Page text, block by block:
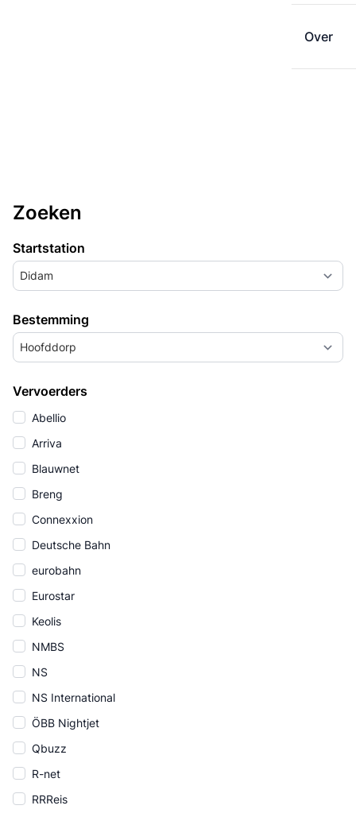
Over
Zoeken
Startstation
Didam
Bestemming
Hoofddorp
Vervoerders
Abellio
Arriva
Blauwnet
Breng
Connexxion
Deutsche Bahn
eurobahn
Eurostar
Keolis
NMBS
NS
NS International
ÖBB Nightjet
Qbuzz
R-net
RRReis